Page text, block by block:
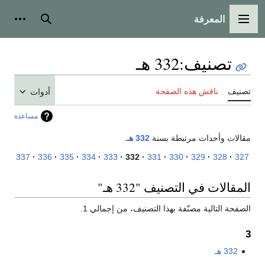
القائمة الرئيسية
المعرفة بحث
تصنيف:332 هـ
تصنيف ناقش هذه الصفحة أدوات
مساعدة
مقالات وأحداث مرتبطة بسنة 332 هـ
.
327
328
329
330
331
332
333
334
335
336
337
المقالات في التصنيف "332 هـ"
الصفحة التالية مصنّفة بهذا التصنيف، من إجمالي 1.
3
332 هـ